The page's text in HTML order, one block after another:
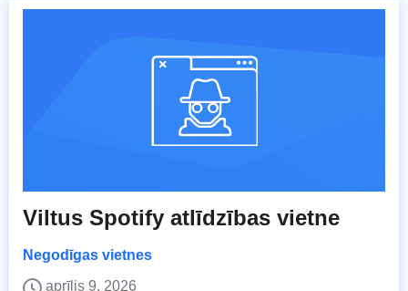
Viltus Spotify atlīdzības vietne
Negodīgas vietnes
aprīlis 9, 2026